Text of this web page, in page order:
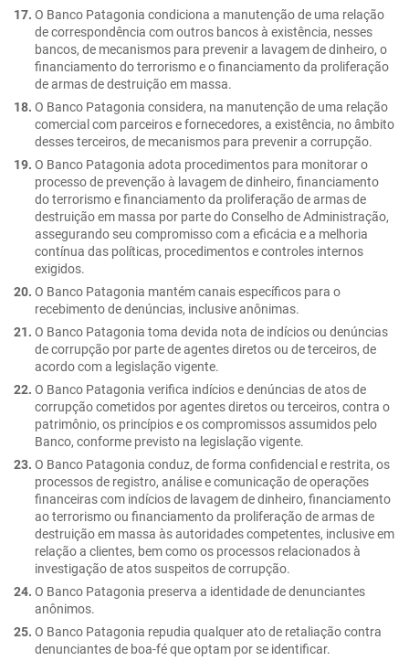
O Banco Patagonia condiciona a manutenção de uma relação
de correspondência com outros bancos à existência, nesses
bancos, de mecanismos para prevenir a lavagem de dinheiro, o
financiamento do terrorismo e o financiamento da proliferação
de armas de destruição em massa.
O Banco Patagonia considera, na manutenção de uma relação
comercial com parceiros e fornecedores, a existência, no âmbito
desses terceiros, de mecanismos para prevenir a corrupção.
O Banco Patagonia adota procedimentos para monitorar o
processo de prevenção à lavagem de dinheiro, financiamento
do terrorismo e financiamento da proliferação de armas de
destruição em massa por parte do Conselho de Administração,
assegurando seu compromisso com a eficácia e a melhoria
contínua das políticas, procedimentos e controles internos
exigidos.
O Banco Patagonia mantém canais específicos para o
recebimento de denúncias, inclusive anônimas.
O Banco Patagonia toma devida nota de indícios ou denúncias
de corrupção por parte de agentes diretos ou de terceiros, de
acordo com a legislação vigente.
O Banco Patagonia verifica indícios e denúncias de atos de
corrupção cometidos por agentes diretos ou terceiros, contra o
patrimônio, os princípios e os compromissos assumidos pelo
Banco, conforme previsto na legislação vigente.
O Banco Patagonia conduz, de forma confidencial e restrita, os
processos de registro, análise e comunicação de operações
financeiras com indícios de lavagem de dinheiro, financiamento
ao terrorismo ou financiamento da proliferação de armas de
destruição em massa às autoridades competentes, inclusive em
relação a clientes, bem como os processos relacionados à
investigação de atos suspeitos de corrupção.
O Banco Patagonia preserva a identidade de denunciantes
anônimos.
O Banco Patagonia repudia qualquer ato de retaliação contra
denunciantes de boa-fé que optam por se identificar.